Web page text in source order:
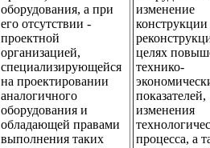
оборудования, а при
его отсутствии -
проектной
организацией,
специализирующейся
на проектировании
аналогичного
оборудования и
обладающей правами
выполнения таких
изменение
целях
технико-
показателей,
изменения
процесса, а